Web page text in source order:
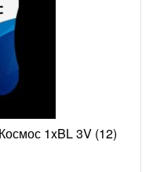
1xBL 3V (12)